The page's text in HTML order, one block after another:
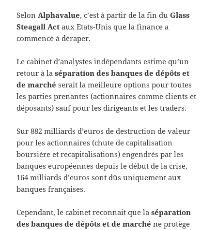
SelonAlphavalue, c’est à partir de la fin duGlass
Steagall Act aux Etats-Unis que la finance a
commencé à déraper.
Le cabinet d’analystes indépendants estime qu’un
retour à laséparation des banques de dépôts et
de marché serait la meilleure options pour toutes
les parties prenantes (actionnaires comme clients et
déposants) sauf pour les dirigeants et les traders.
Sur 882 milliards d’euros de destruction de valeur
pour les actionnaires (chute de capitalisation
boursière et recapitalisations) engendrés par les
banques européennes depuis le début de la crise,
164 milliards d’euros sont dûs uniquement aux
banques françaises.
Cependant, le cabinet reconnait que laséparation
des banques de dépôts et de marché ne protège